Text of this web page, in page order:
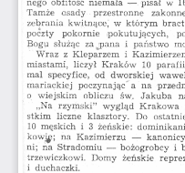
Tamże  osady  przestronne
zebrania  kwitnące,  w  którym
poczty  pokornie  pokutujących,
Bogu  służąc  za jpana  i  państwo
Wraz  z  Kleparzem  i
miastami,  liczył  Kraków  10
mal  specyfice,  od  dworskiej
mariackiej  poczynając  a  na
0  wiejskim  obliczu  św.  Jakuba
„Na  rzymski”  wygląd  Krakowa
stkim  liczne  klasztory.  Do
10  męskich  i  3  żeńskie:
ko wj^;  na  Kazimierzu  —
ni;  na  Stradomiu  —  bożogrobcy  i
trzewiczkowi.  Domy  żeńskie
1  duchaczki.